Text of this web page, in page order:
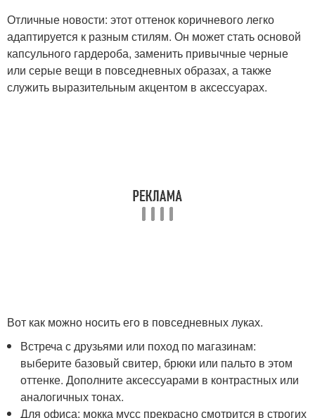
Отличные новости: этот оттенок коричневого легко
адаптируется к разным стилям. Он может стать основой
капсульного гардероба, заменить привычные черные
или серые вещи в повседневных образах, а также
служить выразительным акцентом в аксессуарах.
Вот как можно носить его в повседневных луках.
Встреча с друзьями или поход по магазинам:
выберите базовый свитер, брюки или пальто в этом
оттенке. Дополните аксессуарами в контрастных или
аналогичных тонах.
Для офиса: мокка мусс прекрасно смотрится в строгих